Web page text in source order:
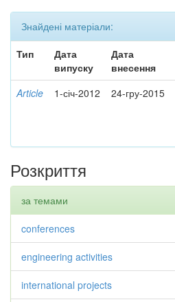
Знайдені матеріали:
Тип
Дата
випуску
Дата
внесення
Article 1-січ-2012 24-гру-2015
Розкриття
за темами
conferences
engineering activities
international projects